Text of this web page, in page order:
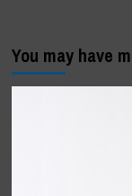
You may have